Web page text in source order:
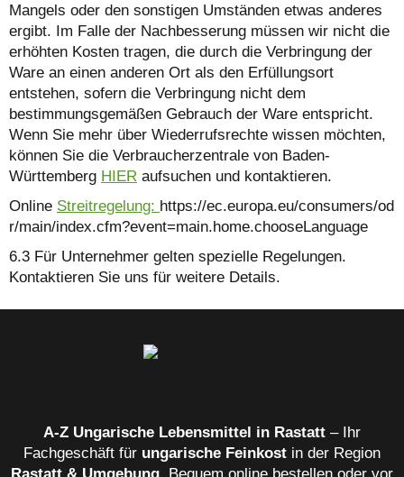
Mangels oder den sonstigen Umständen etwas anderes
ergibt. Im Falle der Nachbesserung müssen wir nicht die
erhöhten Kosten tragen, die durch die Verbringung der
Ware an einen anderen Ort als den Erfüllungsort
entstehen, sofern die Verbringung nicht dem
bestimmungsgemäßen Gebrauch der Ware entspricht.
Wenn Sie mehr über Wiederrufsrechte wissen möchten,
können Sie die Verbraucherzentrale von Baden-
Württemberg HIER aufsuchen und kontaktieren.
Online Streitregelung: https://ec.europa.eu/consumers/od
r/main/index.cfm?event=main.home.chooseLanguage
6.3 Für Unternehmer gelten spezielle Regelungen.
Kontaktieren Sie uns für weitere Details.
A‑Z Ungarische Lebensmittel in Rastatt – Ihr
Fachgeschäft für ungarische Feinkost in der Region
Rastatt & Umgebung. Bequem online bestellen oder vor